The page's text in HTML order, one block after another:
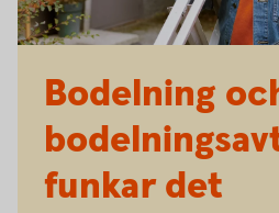
Bodelning
funkar det